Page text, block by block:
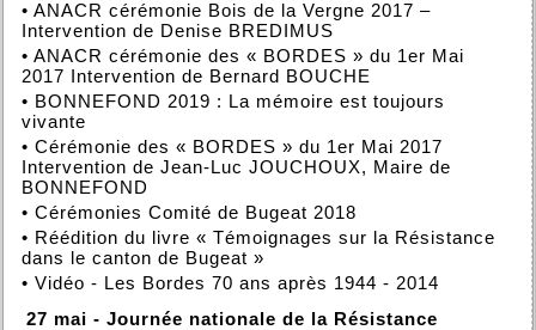
• ANACR cérémonie Bois de la Vergne 2017 –
Intervention de Denise BREDIMUS
• ANACR cérémonie des « BORDES » du 1er Mai
2017 Intervention de Bernard BOUCHE
• BONNEFOND 2019 : La mémoire est toujours
vivante
• Cérémonie des « BORDES » du 1er Mai 2017
Intervention de Jean-Luc JOUCHOUX, Maire de
BONNEFOND
• Cérémonies Comité de Bugeat 2018
• Réédition du livre « Témoignages sur la Résistance
dans le canton de Bugeat »
• Vidéo - Les Bordes 70 ans après 1944 - 2014
27 mai - Journée nationale de la Résistance